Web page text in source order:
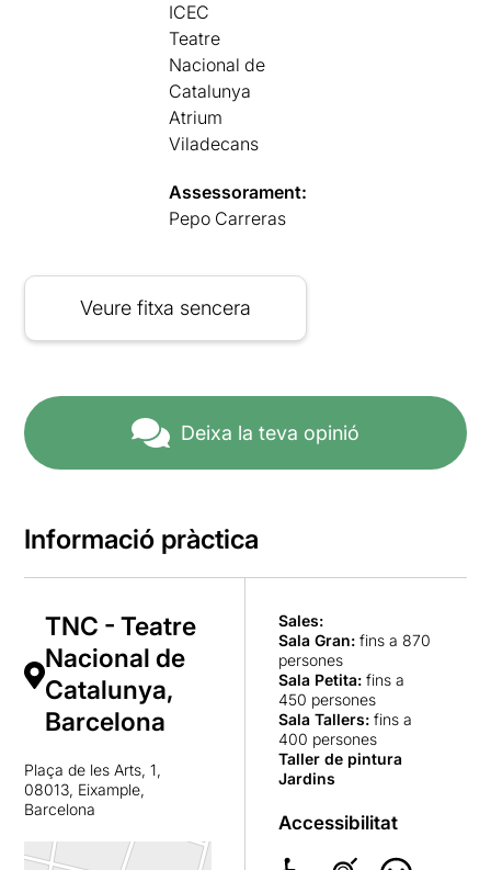
ICEC
Teatre
Nacional de
Catalunya
Atrium
Viladecans
Assessorament:
Pepo Carreras
Veure fitxa sencera
Deixa la teva opinió
Informació pràctica
TNC - Teatre
Nacional de
Catalunya,
Barcelona
Plaça de les Arts, 1,
08013, Eixample,
Barcelona
Sales:
Sala Gran: fins a 870
persones
Sala Petita: fins a
450 persones
Sala Tallers: fins a
400 persones
Taller de pintura
Jardins
Accessibilitat